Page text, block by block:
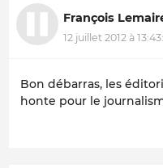
François
12 juillet 2012 à
Bon débarras, les
honte pour le